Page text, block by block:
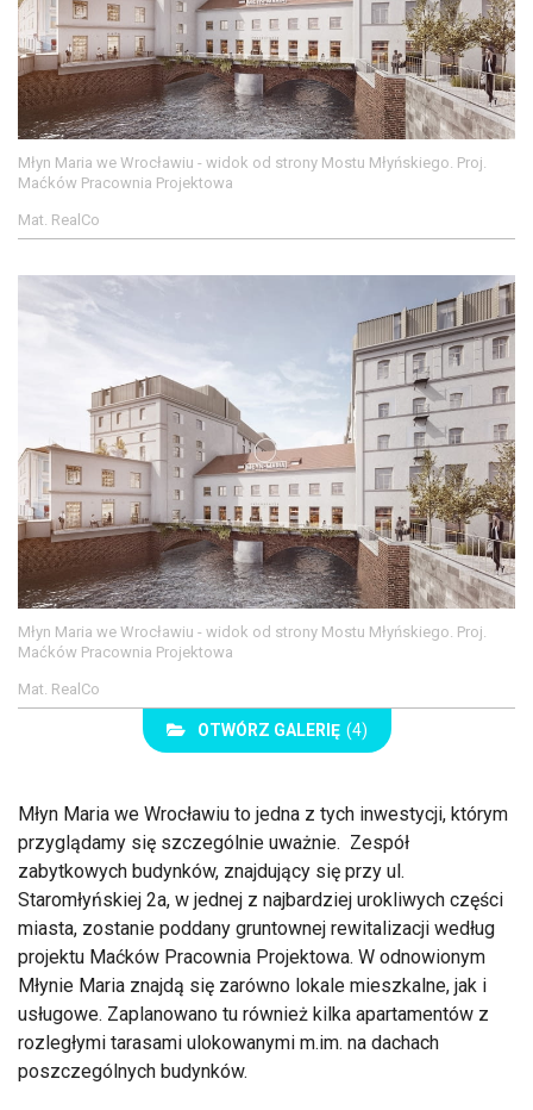
Młyn Maria we Wrocławiu - widok od strony Mostu Młyńskiego. Proj.
Maćków Pracownia Projektowa
Mat. RealCo
Młyn Maria we Wrocławiu - widok od strony Mostu Młyńskiego. Proj.
Maćków Pracownia Projektowa
Mat. RealCo
OTWÓRZ GALERIĘ (4)
Młyn Maria we Wrocławiu to jedna z tych inwestycji, którym
przyglądamy się szczególnie uważnie. Zespół
zabytkowych budynków, znajdujący się przy ul.
Staromłyńskiej 2a, w jednej z najbardziej urokliwych części
miasta, zostanie poddany gruntownej rewitalizacji według
projektu Maćków Pracownia Projektowa. W odnowionym
Młynie Maria znajdą się zarówno lokale mieszkalne, jak i
usługowe. Zaplanowano tu również kilka apartamentów z
rozległymi tarasami ulokowanymi m.im. na dachach
poszczególnych budynków.